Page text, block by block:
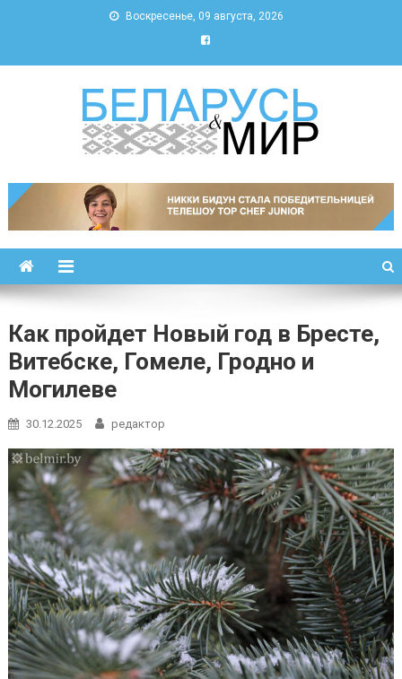
Воскресенье, 09 августа, 2026
Беларусь и мир
Как пройдет Новый год в Бресте,
Витебске, Гомеле, Гродно и
Могилеве
30.12.2025 редактор